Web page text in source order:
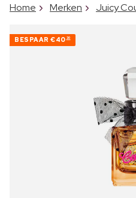
ITEM
Vaak
Home Merken Juicy
BESPAAR €40 30